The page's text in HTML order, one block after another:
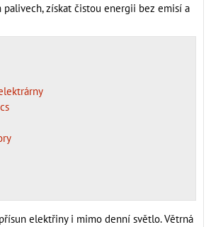
získat čistou energii bez emisí a
elektřiny i mimo denní světlo. Větrná